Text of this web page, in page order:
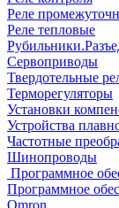
Реле
Реле тепловые
Сервоприводы
Твердотельные
Терморегуляторы
Установки
Устройства
Частотные
Шинопроводы
Программное
Программное
Omron